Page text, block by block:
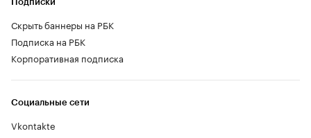
Социальные сети
Vkontakte
Скрыть баннеры на РБК
Подписка на РБК
Корпоративная подписка